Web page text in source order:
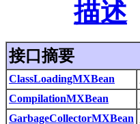
描述
接口摘要
ClassLoadingMXBean
CompilationMXBean
GarbageCollectorMXBean